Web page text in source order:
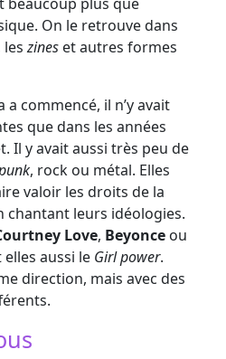
On le retrouve dans
leszines et autres formes
a commencé, il n’y avait
que dans les années
Il y avait aussi très peu de
, rock ou métal. Elles
valoir les droits de la
chantant leurs idéologies.
Love, Beyonce ou
aussi le Girl power.
direction, mais avec des